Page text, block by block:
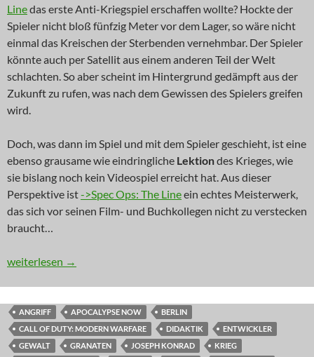
Linedas erste Anti-Kriegspiel erschaffen wollte? Hockte der
Spieler nicht bloß fünfzig Meter vor dem Lager, so wäre nicht
einmal das Kreischen der Sterbenden vernehmbar. Der Spieler
könnte auch per Satellit aus einem anderen Teil der Welt
schlachten. So aber scheint im Hintergrund gedämpft aus der
Zukunft zu rufen, was nach dem Gewissen des Spielers greifen
wird.
Doch, was dann im Spiel und mit dem Spieler geschieht, ist eine
ebenso grausame wie eindringliche Lektiondes Krieges, wie
sie bislang noch kein Videospiel erreicht hat. Aus dieser
Perspektive ist->Spec Ops: The Lineein echtes Meisterwerk,
das sich vor seinen Film- und Buchkollegen nicht zu verstecken
braucht…
DGBL: Der Geruch von Phosphor am Morgen
weiterlesen →
ANGRIFF APOCALYPSE NOW
BERLIN
CALL OF DUTY: MODERN WARFARE
DIDAKTIK
ENTWICKLER
GEWALT
GRANATEN JOSEPH KONRAD
KRIEG